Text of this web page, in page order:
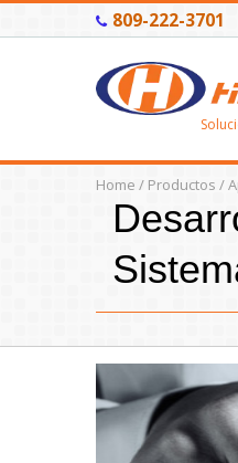
809-222-3701
Home / Productos /